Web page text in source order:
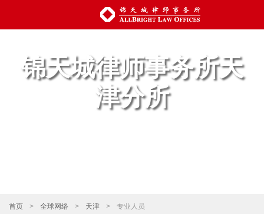
锦天城律师事务所天
津分所
首页 > 全球网络 > 天津 > 专业人员